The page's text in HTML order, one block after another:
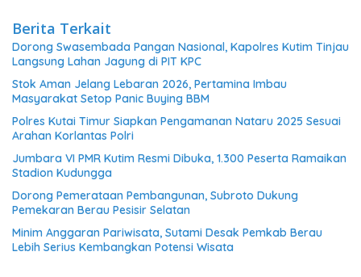
Berita Terkait
Dorong Swasembada Pangan Nasional, Kapolres Kutim Tinjau
Langsung Lahan Jagung di PIT KPC
Stok Aman Jelang Lebaran 2026, Pertamina Imbau
Masyarakat Setop Panic Buying BBM
Polres Kutai Timur Siapkan Pengamanan Nataru 2025 Sesuai
Arahan Korlantas Polri
Jumbara VI PMR Kutim Resmi Dibuka, 1.300 Peserta Ramaikan
Stadion Kudungga
Dorong Pemerataan Pembangunan, Subroto Dukung
Pemekaran Berau Pesisir Selatan
Minim Anggaran Pariwisata, Sutami Desak Pemkab Berau
Lebih Serius Kembangkan Potensi Wisata